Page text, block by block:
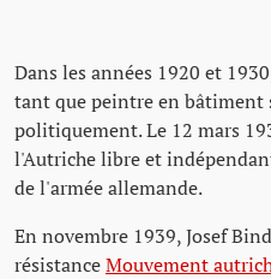
Dans les années 1920 et
tant que peintre en bâtiment
politiquement. Le 12 mars
l'Autriche libre et
de l'armée allemande.
En novembre 1939, Josef
résistanceMouvement